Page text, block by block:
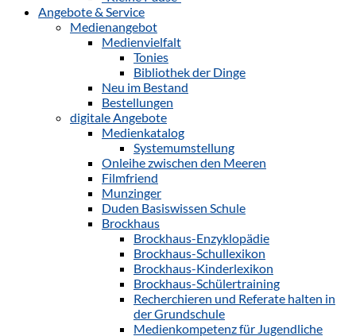
Angebote & Service
Medienangebot
Medienvielfalt
Tonies
Bibliothek der Dinge
Neu im Bestand
Bestellungen
digitale Angebote
Medienkatalog
Systemumstellung
Onleihe zwischen den Meeren
Filmfriend
Munzinger
Duden Basiswissen Schule
Brockhaus
Brockhaus-Enzyklopädie
Brockhaus-Schullexikon
Brockhaus-Kinderlexikon
Brockhaus-Schülertraining
Recherchieren und Referate halten in
der Grundschule
Medienkompetenz für Jugendliche